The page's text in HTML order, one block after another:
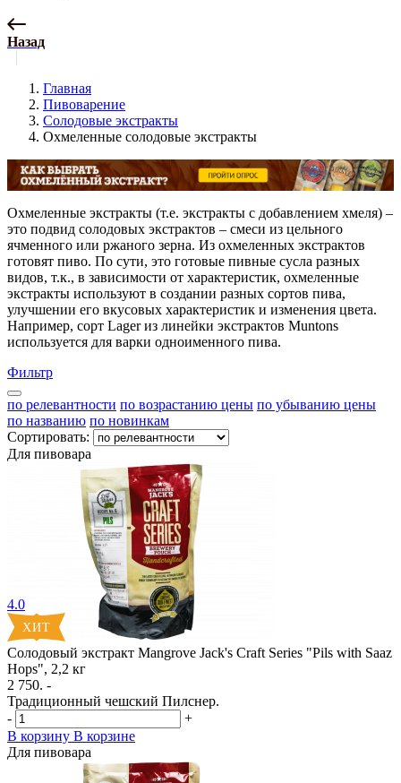
Назад
Главная
Пивоварение
Солодовые экстракты
Охмеленные солодовые экстракты
Охмеленные экстракты (т.е. экстракты с добавлением хмеля) –
это подвид солодовых экстрактов – смеси из цельного
ячменного или ржаного зерна. Из охмеленных экстрактов
готовят пиво. По сути, это готовые пивные сусла разных
видов, т.к., в зависимости от характеристик, охмеленные
экстракты используют в создании разных сортов пива,
улучшении его вкусовых характеристик и изменения цвета.
Например, сорт Lager из линейки экстрактов Muntons
используется для варки одноименного пива.
Фильтр
по релевантности по возрастанию цены по убыванию цены
по названию по новинкам
Сортировать:
Для пивовара
4.0
Солодовый экстракт Mangrove Jack's Craft Series "Pils with Saaz
Hops", 2,2 кг
2 750. -
Традиционный чешский Пилснер.
-
+
В корзину В корзине
Для пивовара